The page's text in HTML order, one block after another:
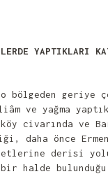
YAPTIKLARI
bölgeden
ve yağma
civarında ve
daha önce
etlerine derisi
halde